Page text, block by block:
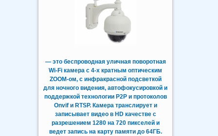
— это беспроводная уличная поворотная
Wi-Fi камера с 4-х кратным оптическим
ZOOM-ом, с инфракрасной подсветкой
для ночного видения, автофокусировкой и
поддержкой технологии P2P и протоколов
Onvif и RTSP. Камера транслирует и
записывает видео в HD качестве с
разрешением 1280 на 720 пикселей и
ведет запись на карту памяти до 64ГБ.